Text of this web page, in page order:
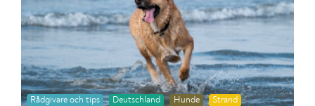
Rådgivare och tips Deutschland Hunde Strand